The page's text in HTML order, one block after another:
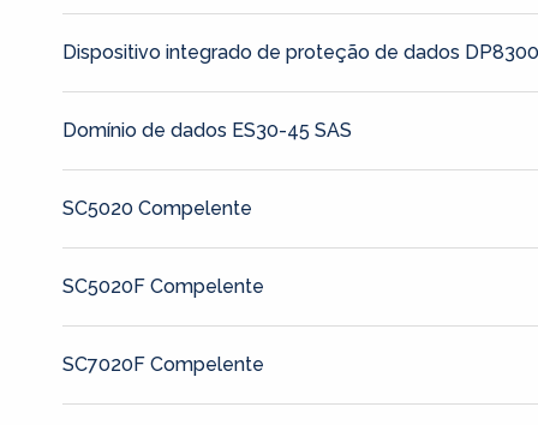
Dispositivo integrado de proteção de dados DP8300
Domínio de dados ES30-45 SAS
SC5020 Compelente
SC5020F Compelente
SC7020F Compelente